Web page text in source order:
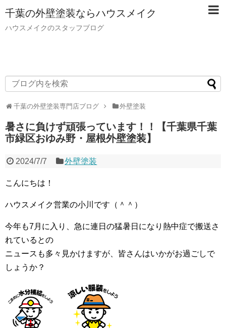
千葉の外壁塗装ならハウスメイク
ハウスメイクのスタッフブログ
千葉の外壁塗装専門店ブログ 外壁塗装
暑さに負けず頑張っています！！【千葉県千葉
市緑区おゆみ野・屋根外壁塗装】
2024/7/7 外壁塗装
こんにちは！
ハウスメイク営業の小川です（＾＾）
今年も7月に入り、急に連日の猛暑日になり熱中症で搬送さ
れているとの
ニュースも多々見かけますが、皆さんはいかがお過ごしで
しょうか？